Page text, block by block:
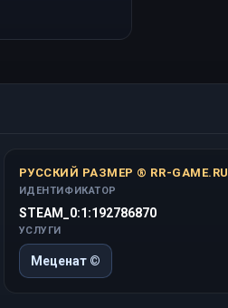
РУССКИЙ РАЗМЕР ® RR-GAME.RU
ИДЕНТИФИКАТОР
STEAM_0:1:192786870
УСЛУГИ
Меценат ©